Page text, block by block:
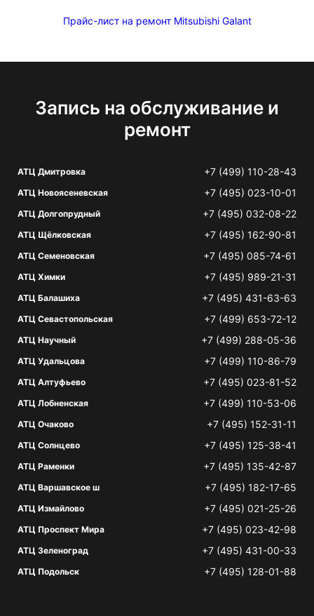
Прайс-лист на ремонт Mitsubishi Galant
Запись на обслуживание и
ремонт
АТЦ Дмитровка +7 (499) 110-28-43
АТЦ Новоясеневская +7 (495) 023-10-01
АТЦ Долгопрудный +7 (495) 032-08-22
АТЦ Щёлковская +7 (495) 162-90-81
АТЦ Семеновская +7 (495) 085-74-61
АТЦ Химки +7 (495) 989-21-31
АТЦ Балашиха +7 (495) 431-63-63
АТЦ Севастопольская +7 (499) 653-72-12
АТЦ Научный +7 (499) 288-05-36
АТЦ Удальцова +7 (499) 110-86-79
АТЦ Алтуфьево +7 (495) 023-81-52
АТЦ Лобненская +7 (499) 110-53-06
АТЦ Очаково +7 (495) 152-31-11
АТЦ Солнцево +7 (495) 125-38-41
АТЦ Раменки +7 (495) 135-42-87
АТЦ Варшавское ш +7 (495) 182-17-65
АТЦ Измайлово +7 (495) 021-25-26
АТЦ Проспект Мира +7 (495) 023-42-98
АТЦ Зеленоград +7 (495) 431-00-33
АТЦ Подольск +7 (495) 128-01-88